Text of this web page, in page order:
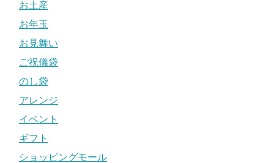
お土産
お年玉
お見舞い
ご祝儀袋
のし袋
アレンジ
イベント
ギフト
ショッピングモール